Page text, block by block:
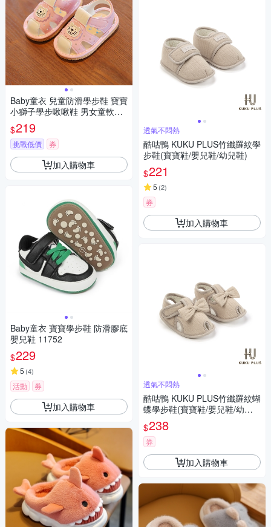
Baby童衣 兒童防滑學步鞋 寶寶
小獅子學步啾啾鞋 男女童軟底
叫叫鞋 寶寶舒適包頭護趾涼鞋
11835
$219
挑戰低價 券
加入購物車
Baby童衣 寶寶學步鞋 防滑膠底
嬰兒鞋 11752
$229
5 (4)
活動 券
加入購物車
透氣不悶熱
酷咕鴨 KUKU PLUS竹纖羅紋學
步鞋(寶寶鞋/嬰兒鞋/幼兒鞋)
$221
5 (2)
券
加入購物車
透氣不悶熱
酷咕鴨 KUKU PLUS竹纖羅紋蝴
蝶學步鞋(寶寶鞋/嬰兒鞋/幼兒
鞋)
$238
券
加入購物車